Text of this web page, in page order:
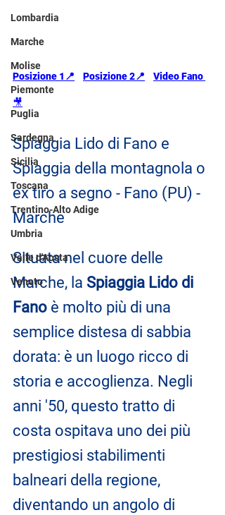
Lombardia
Marche
Molise
Piemonte
Puglia
Sardegna
Sicilia
Toscana
Trentino-Alto Adige
Umbria
Valle d'Aosta
Veneto
Posizione 1📍 Posizione 2📍 Video Fano
🎥
Spiaggia Lido di Fano e
Spiaggia della montagnola o
ex tiro a segno - Fano (PU) -
Marche
Situata nel cuore delle
Marche, la Spiaggia Lido di
Fano è molto più di una
semplice distesa di sabbia
dorata: è un luogo ricco di
storia e accoglienza. Negli
anni '50, questo tratto di
costa ospitava uno dei più
prestigiosi stabilimenti
balneari della regione,
diventando un angolo di